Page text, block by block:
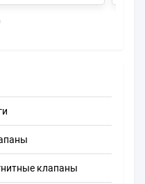
шланг для подачи
клапаны